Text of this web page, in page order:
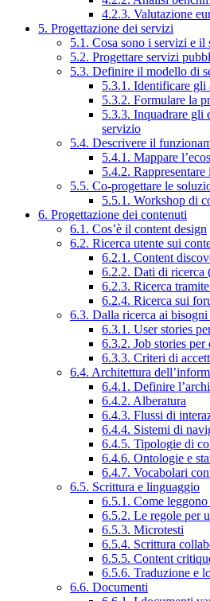
4.2.3. Valutazione
5. Progettazione dei servizi
5.1. Cosa sono i servizi e il
5.2. Progettare servizi
5.3. Definire il modello di
5.3.1. Identificare
5.3.2. Formulare la
5.3.3. Inquadrare gli
servizio
5.4. Descrivere il
5.4.1. Mappare
5.4.2.
5.5. Co-progettare le
5.5.1. Workshop di
6. Progettazione dei contenuti
6.1. Cos’è il content design
6.2. Ricerca utente sui
6.2.1. Content
6.2.2. Dati di ricerca
6.2.3. Ricerca
6.2.4. Ricerca sui
6.3. Dalla ricerca ai
6.3.1. User stories
6.3.2. Job stories
6.3.3. Criteri di
6.4. Architettura
6.4.1. Definire
6.4.2. Alberatura
6.4.3. Flussi di
6.4.4. Sistemi di
6.4.5. Tipologie di
6.4.6. Ontologie e
6.4.7. Vocabolari
6.5. Scrittura e linguaggio
6.5.1. Come
6.5.2. Le regole per
6.5.3. Microtesti
6.5.4. Scrittura
6.5.5. Content
6.5.6. Traduzione e
6.6. Documenti